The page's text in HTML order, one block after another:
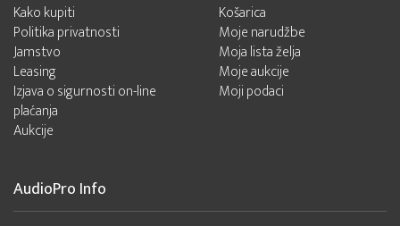
Kako kupiti
Politika privatnosti
Jamstvo
Leasing
Izjava o sigurnosti on-line
plaćanja
Aukcije
Košarica
Moje narudžbe
Moja lista želja
Moje aukcije
Moji podaci
AudioPro Info